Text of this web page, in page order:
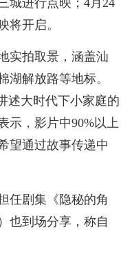
将开启。
实拍取景，涵盖汕
湖解放路等地标。
述大时代下小家庭的
示，影片中90%以上
望通过故事传递中
任剧集《隐秘的角
也到场分享，称自